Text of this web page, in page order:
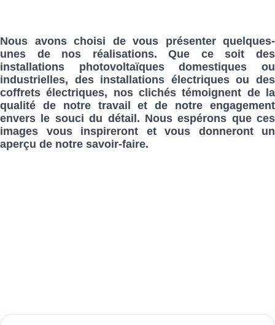
Nous avons choisi de vous présenter quelques-
unes de nos réalisations. Que ce soit des
installations photovoltaïques domestiques ou
industrielles, des installations électriques ou des
coffrets électriques, nos clichés témoignent de la
qualité de notre travail et de notre engagement
envers le souci du détail. Nous espérons que ces
images vous inspireront et vous donneront un
aperçu de notre savoir-faire.